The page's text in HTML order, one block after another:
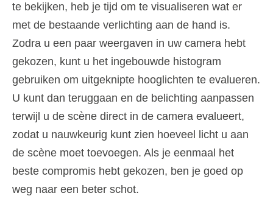
te bekijken, heb je tijd om te visualiseren wat er
met de bestaande verlichting aan de hand is.
Zodra u een paar weergaven in uw camera hebt
gekozen, kunt u het ingebouwde histogram
gebruiken om uitgeknipte hooglichten te evalueren.
U kunt dan teruggaan en de belichting aanpassen
terwijl u de scène direct in de camera evalueert,
zodat u nauwkeurig kunt zien hoeveel licht u aan
de scène moet toevoegen. Als je eenmaal het
beste compromis hebt gekozen, ben je goed op
weg naar een beter schot.